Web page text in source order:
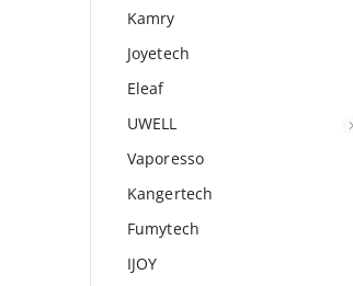
Kamry
Joyetech
Eleaf
UWELL
Vaporesso
Kangertech
Fumytech
IJOY